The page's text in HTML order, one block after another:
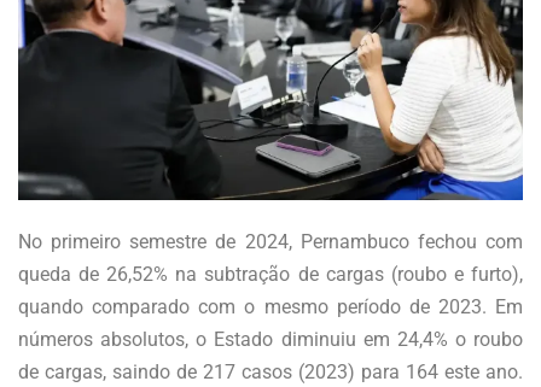
No primeiro semestre de 2024, Pernambuco fechou com
queda de 26,52% na subtração de cargas (roubo e furto),
quando comparado com o mesmo período de 2023. Em
números absolutos, o Estado diminuiu em 24,4% o roubo
de cargas, saindo de 217 casos (2023) para 164 este ano.